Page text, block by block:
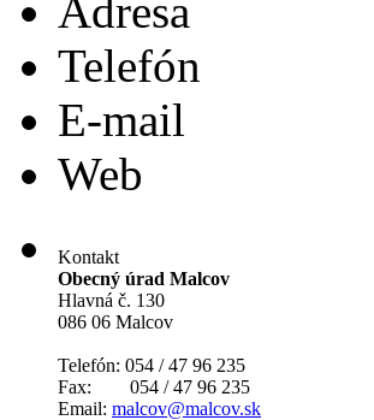
Adresa
Telefón
E-mail
Web
Kontakt
Obecný úrad Malcov
Hlavná č. 130
086 06 Malcov
Telefón: 054 / 47 96 235
Fax: 054 / 47 96 235
Email: malcov@malcov.sk